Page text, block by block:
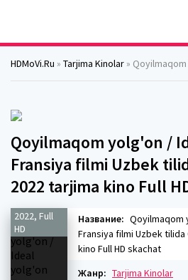
HDMoVi.Ru » Tarjima Kinolar » Qoyilmaqom yolg'on / Ideal yolg'on
Qoyilmaqom yolg'on /
Fransiya filmi Uzbek
2022 tarjima kino Full
2022, Full
HD
Название: Qoyilmaqom
Fransiya filmi Uzbek
kino Full HD skachat
Жанр: Tarjima Kinolar